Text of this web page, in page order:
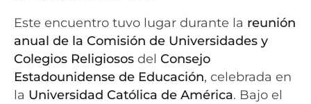
Este encuentro tuvo lugar durante la reunión
anual de la Comisión de Universidades y
Colegios Religiosos del Consejo
Estadounidense de Educación, celebrada en
la Universidad Católica de América. Bajo el